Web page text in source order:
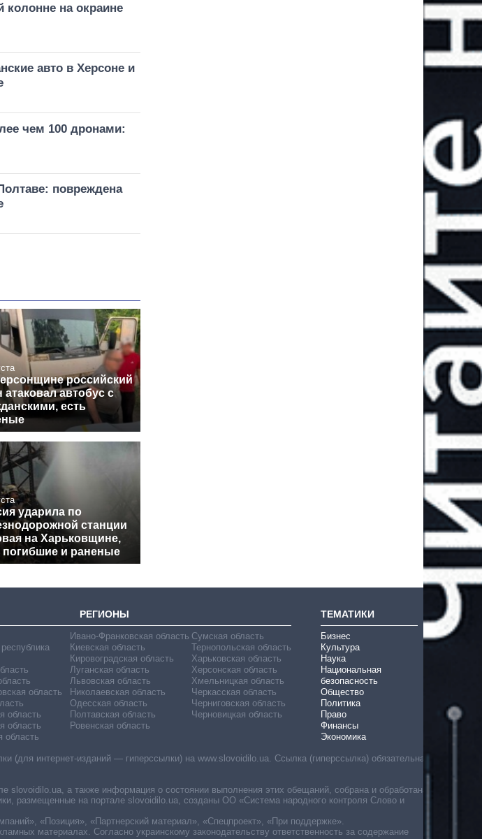
колонне на окраине
авто в Херсоне и
чем 100 дронами:
повреждена
российский
атаковал автобус с
есть
ударила по
станции
на Харьковщине,
погибшие и раненые
РЕГИОНЫ
область
область
область
область
Ивано-Франковская область
Киевская область
Кировоградская область
Луганская область
Львовская область
Николаевская область
Одесская область
Полтавская область
Ровенская область
Сумская область
Тернопольская область
Харьковская область
Херсонская область
Хмельницкая область
Черкасская область
Черниговская область
Черновицкая область
ТЕМАТИКИ
Бизнес
Культура
Наука
Национальная
безопасность
Общество
Политика
Право
Финансы
Экономика
(для интернет-изданий — гиперссылки) на www.slovoidilo.ua. Ссылка (гиперссылка) обязательна
а также информация о состоянии выполнения этих обещаний, собрана и обработана
на портале slovoidilo.ua, созданы ОО «Система народного контроля Слово и
«Позиция», «Партнерский материал», «Спецпроект», «При поддержке».
материалах. Согласно украинскому законодательству ответственность за содержание